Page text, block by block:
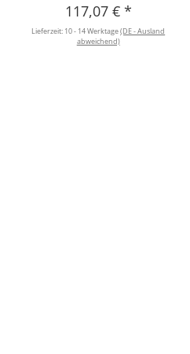
117,07 € *
Lieferzeit: 10 - 14 Werktage(DE - Ausland
abweichend)